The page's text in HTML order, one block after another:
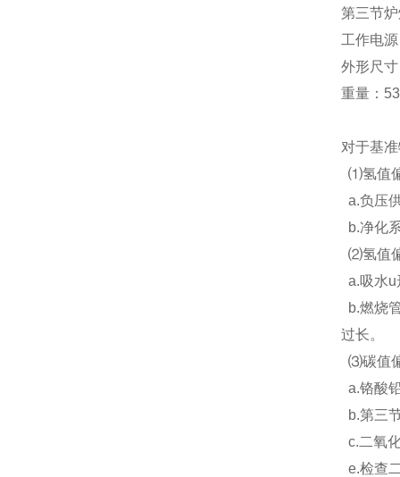
第三节
工作电
外形尺
重量：
对于基
⑴氢值
a.负压
b.净化
⑵氢值
a.吸水u
b.燃烧
过长。
⑶碳值
a.铬酸
b.第三
c.二氧
e.检查